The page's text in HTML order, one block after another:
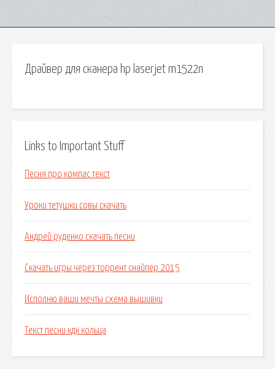
Драйвер для сканера hp laserjet m1522n
Links to Important Stuff
Песня про компас текст
Уроки тетушки совы скачать
Андрей руденко скачать песни
Скачать игры через торрент снайпер 2015
Исполню ваши мечты схема вышивки
Текст песни кдк кольца